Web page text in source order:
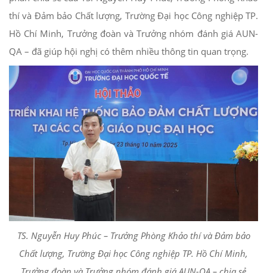
thí và Đảm bảo Chất lượng, Trường Đại học Công nghiệp TP.
Hồ Chí Minh, Trưởng đoàn và Trưởng nhóm đánh giá AUN-
QA – đã giúp hội nghị có thêm nhiều thông tin quan trọng.
TS. Nguyễn Huy Phúc – Trưởng Phòng Khảo thí và Đảm bảo
Chất lượng, Trường Đại học Công nghiệp TP. Hồ Chí Minh,